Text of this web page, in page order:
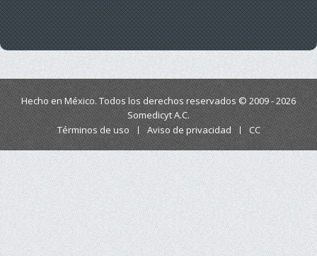
Hecho en México. Todos los derechos reservados © 2009 - 2026
Somedicyt A.C.
Términos de uso
Aviso de privacidad CC